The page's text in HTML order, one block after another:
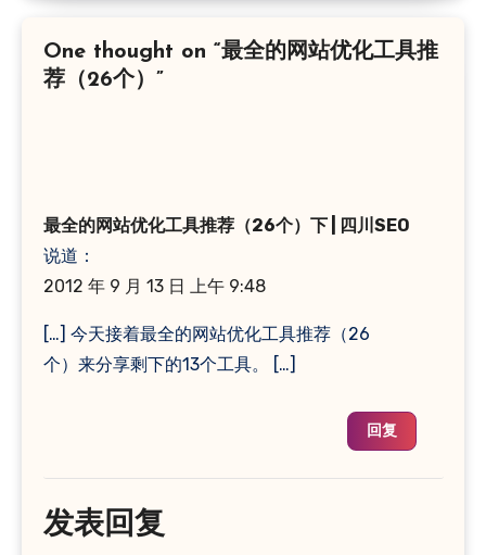
One thought on “最全的网站优化工具推
荐（26个）”
最全的网站优化工具推荐（26个）下 | 四川SEO
说道：
2012 年 9 月 13 日 上午 9:48
[…] 今天接着最全的网站优化工具推荐（26
个）来分享剩下的13个工具。 […]
回复
发表回复